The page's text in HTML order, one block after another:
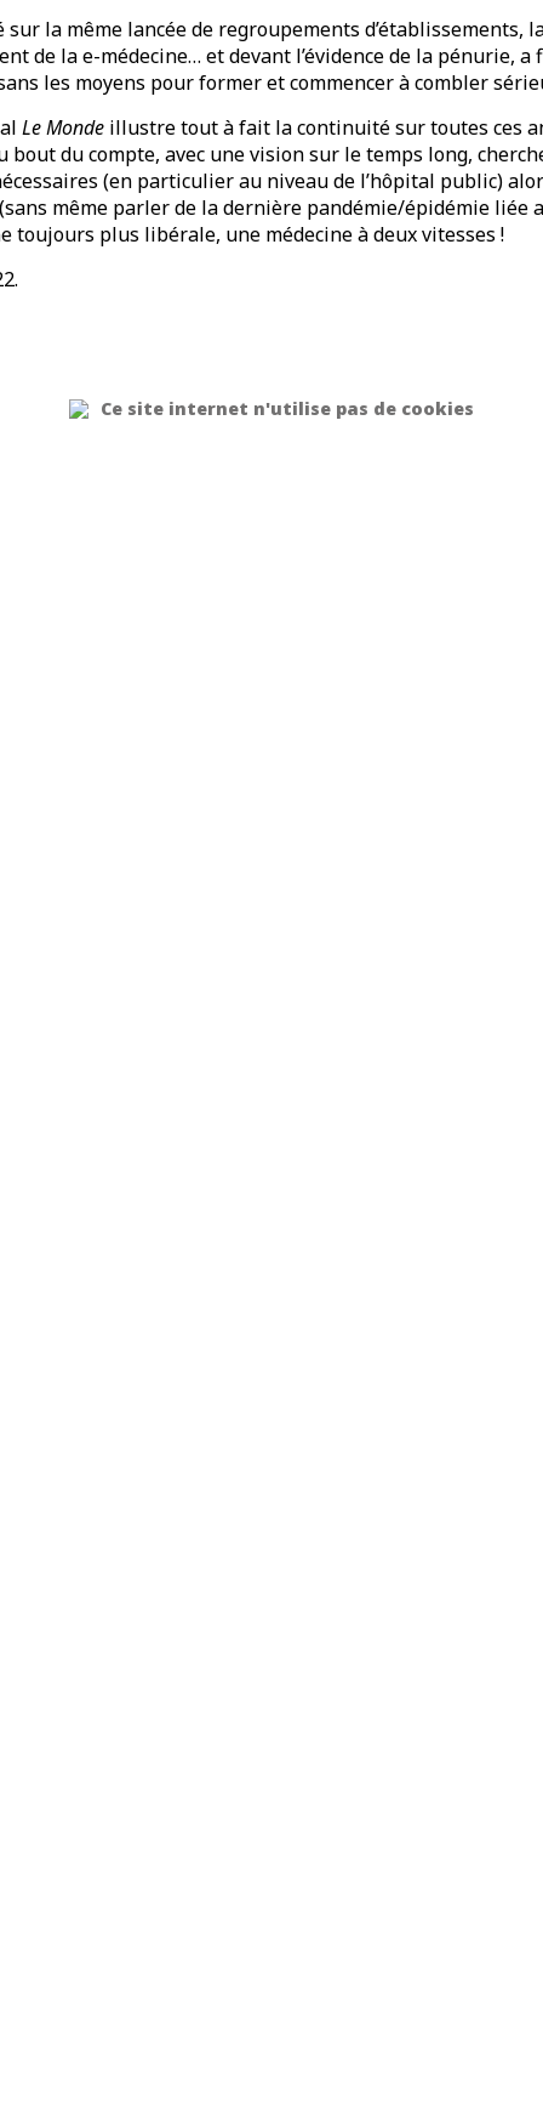
sur la même lancée de regroupements d’établissements,
de la e-médecine… et devant l’évidence de la pénurie,
les moyens pour former et commencer à combler
Le Monde illustre tout à fait la continuité sur toutes ces
bout du compte, avec une vision sur le temps long,
(en particulier au niveau de l’hôpital public)
même parler de la dernière pandémie/épidémie liée
toujours plus libérale, une médecine à deux vitesses !
Ce site internet n'utilise pas de cookies